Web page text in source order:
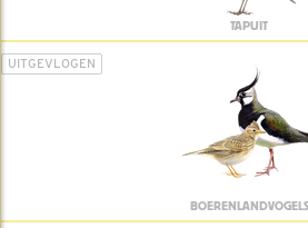
TAPUIT
UITGEVLOGEN
BOERENLANDVOGELS